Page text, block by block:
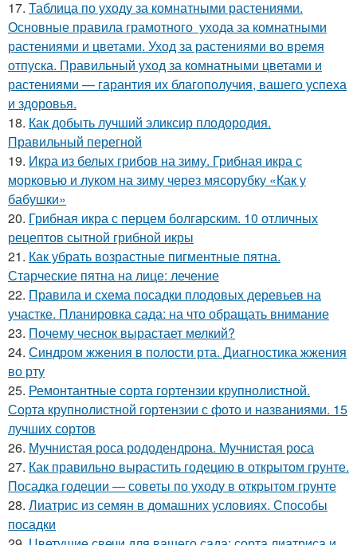
17. Таблица по уходу за комнатными растениями.
Основные правила грамотного ухода за комнатными
растениями и цветами. Уход за растениями во время
отпуска. Правильный уход за комнатными цветами и
растениями — гарантия их благополучия, вашего успеха
и здоровья.
18. Как добыть лучший эликсир плодородия.
Правильный перегной
19. Икра из белых грибов на зиму. Грибная икра с
морковью и луком на зиму через мясорубку «Как у
бабушки»
20. Грибная икра с перцем болгарским. 10 отличных
рецептов сытной грибной икры
21. Как убрать возрастные пигментные пятна.
Старческие пятна на лице: лечение
22. Правила и схема посадки плодовых деревьев на
участке. Планировка сада: на что обращать внимание
23. Почему чеснок вырастает мелкий?
24. Синдром жжения в полости рта. Диагностика жжения
во рту
25. Ремонтантные сорта гортензии крупнолистной.
Сорта крупнолистной гортензии с фото и названиями. 15
лучших сортов
26. Мучнистая роса рододендрона. Мучнистая роса
27. Как правильно вырастить годецию в открытом грунте.
Посадка годеции — советы по уходу в открытом грунте
28. Лиатрис из семян в домашних условиях. Способы
посадки